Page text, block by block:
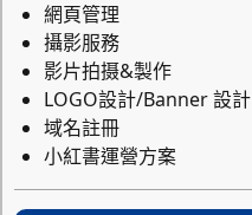
網頁管理
攝影服務
影片拍摄&製作
LOGO設計/Banner 設計
域名註冊
小紅書運營方案